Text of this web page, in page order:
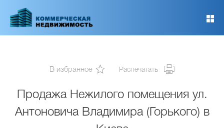
основному
В избранное Распечатать
Продажа Нежилого помещения ул.
Антоновича Владимира (Горького) в